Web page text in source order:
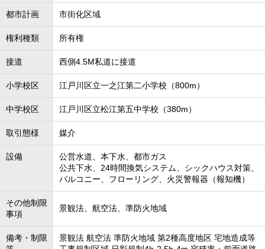
都市計画 市街化区域
権利種類 所有権
接道 西側4.5M私道に接道
小学校区 江戸川区立一之江第二小学校（800m）
中学校区 江戸川区立松江第五中学校（380m）
取引態様 媒介
設備
公営水道、本下水、都市ガス
公共下水、24時間換気システム、シックハウス対策、
バルコニー、フローリング、火災警報器（報知機）
その他制限
事項
景観法、航空法、準防火地域
備考・制限
景観法 航空法 準防火地域 第2種高度地区 宅地造成等